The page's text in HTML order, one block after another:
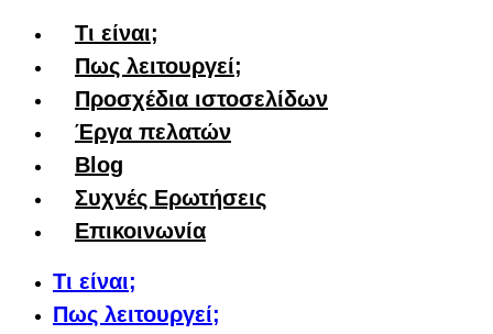
Τι είναι;
Πως λειτουργεί;
Προσχέδια ιστοσελίδων
Έργα πελατών
Blog
Συχνές Ερωτήσεις
Επικοινωνία
Τι είναι;
Πως λειτουργεί;